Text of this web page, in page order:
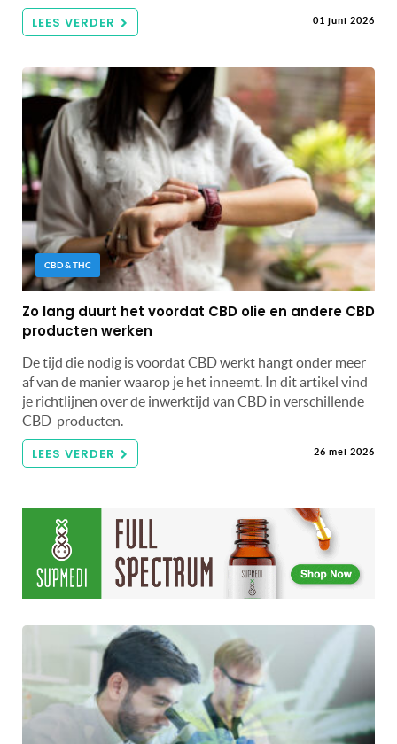
LEES VERDER 01 juni 2026
CBD & THC
Zo lang duurt het voordat CBD olie en andere CBD
producten werken
De tijd die nodig is voordat CBD werkt hangt onder meer
af van de manier waarop je het inneemt. In dit artikel vind
je richtlijnen over de inwerktijd van CBD in verschillende
CBD-producten.
LEES VERDER 26 mei 2026